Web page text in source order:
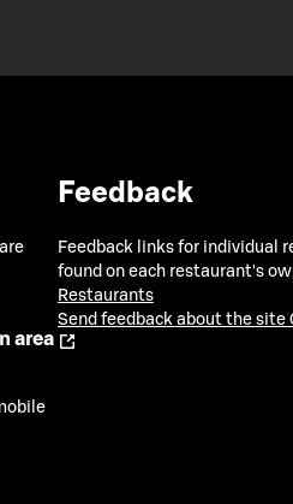
area
Feedback
Feedback links for individual
found on each restaurant's
Restaurants
Send feedback about the site